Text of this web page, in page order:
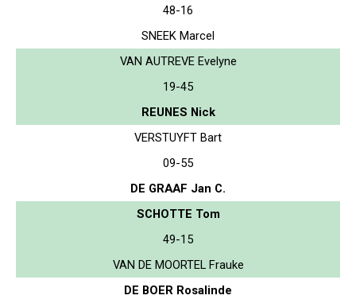
48-16
SNEEK Marcel
VAN AUTREVE Evelyne
19-45
REUNES Nick
VERSTUYFT Bart
09-55
DE GRAAF Jan C.
SCHOTTE Tom
49-15
VAN DE MOORTEL Frauke
DE BOER Rosalinde